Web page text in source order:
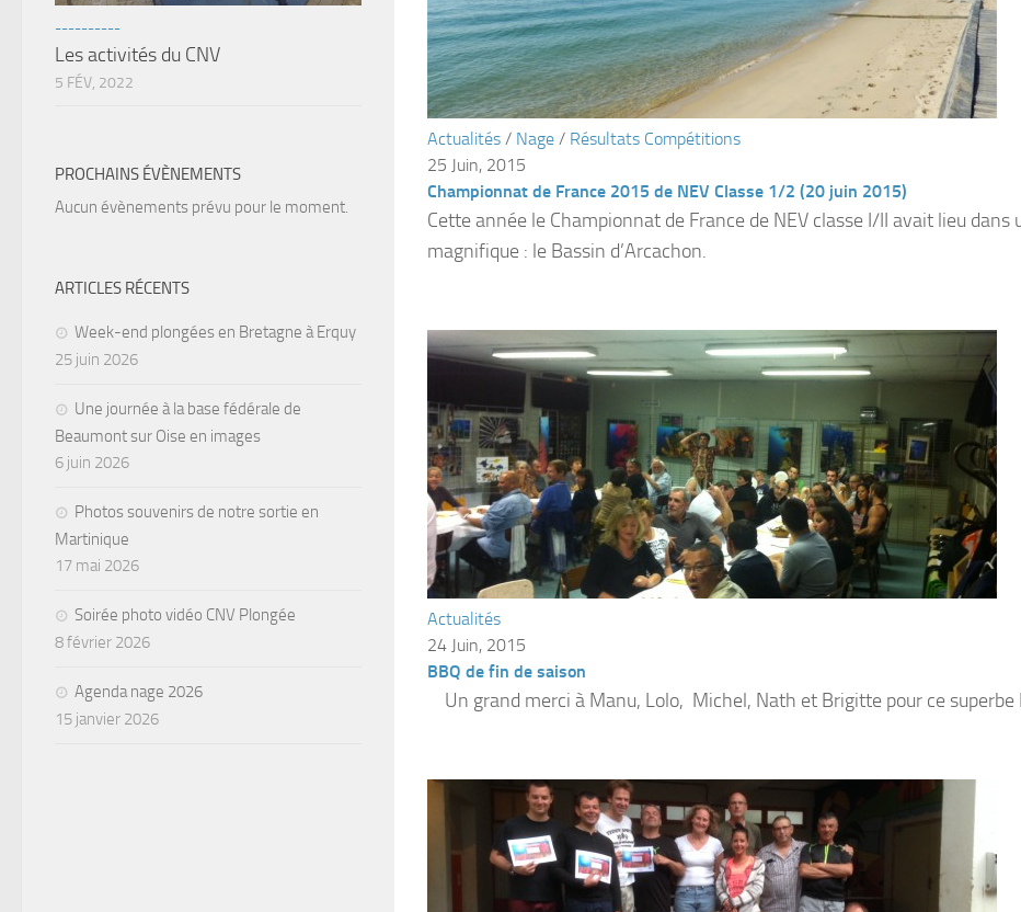
Actualités / Nage / Résultats Compétitions
25 Juin, 2015
Championnat de France 2015 de NEV Classe 1/2 (20 juin 2015)
Cette année le Championnat de France de NEV classe I/II avait lieu dans
magnifique : le Bassin d’Arcachon.
Actualités
24 Juin, 2015
BBQ de fin de saison
Un grand merci à Manu, Lolo, Michel, Nath et Brigitte pour ce superbe
----------
Les activités du CNV
5 FÉV, 2022
PROCHAINS ÉVÈNEMENTS
Aucun évènements prévu pour le moment.
ARTICLES RÉCENTS
Week-end plongées en Bretagne à Erquy
25 juin 2026
Une journée à la base fédérale de
Beaumont sur Oise en images
6 juin 2026
Photos souvenirs de notre sortie en
Martinique
17 mai 2026
Soirée photo vidéo CNV Plongée
8 février 2026
Agenda nage 2026
15 janvier 2026